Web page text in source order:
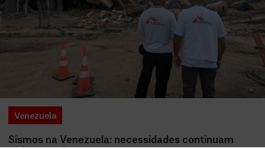
Venezuela
Sismos na Venezuela: necessidades continuam